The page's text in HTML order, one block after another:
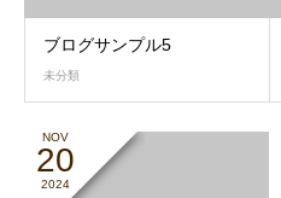
ブログサンプル5
未分類
NOV
20
2024